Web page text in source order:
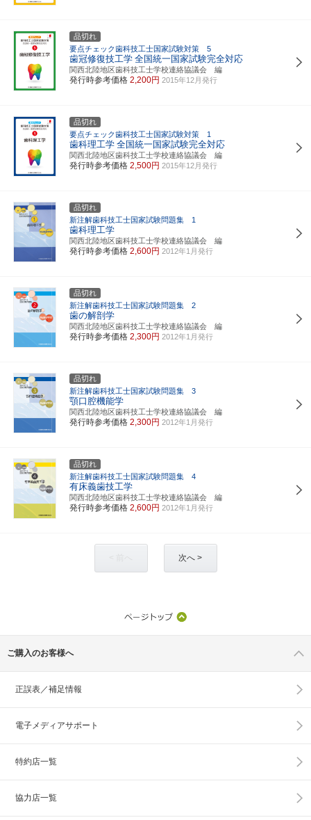
品切れ
要点チェック歯科技工士国家試験対策 5
歯冠修復技工学 全国統一国家試験完全対応
関西北陸地区歯科技工士学校連絡協議会 編
発行時参考価格 2,200円 2015年12月発行
品切れ
要点チェック歯科技工士国家試験対策 1
歯科理工学 全国統一国家試験完全対応
関西北陸地区歯科技工士学校連絡協議会 編
発行時参考価格 2,500円 2015年12月発行
品切れ
新注解歯科技工士国家試験問題集 1
歯科理工学
関西北陸地区歯科技工士学校連絡協議会 編
発行時参考価格 2,600円 2012年1月発行
品切れ
新注解歯科技工士国家試験問題集 2
歯の解剖学
関西北陸地区歯科技工士学校連絡協議会 編
発行時参考価格 2,300円 2012年1月発行
品切れ
新注解歯科技工士国家試験問題集 3
顎口腔機能学
関西北陸地区歯科技工士学校連絡協議会 編
発行時参考価格 2,300円 2012年1月発行
品切れ
新注解歯科技工士国家試験問題集 4
有床義歯技工学
関西北陸地区歯科技工士学校連絡協議会 編
発行時参考価格 2,600円 2012年1月発行
次へ >
ご購入のお客様へ
正誤表／補足情報
電子メディアサポート
特約店一覧
協力店一覧